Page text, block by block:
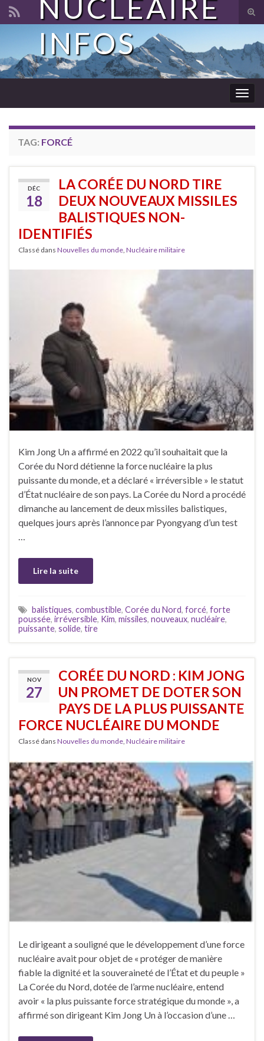
Search for:
NUCLÉAIRE
INFOS
TAG: FORCÉ
DÉC
18
LA CORÉE DU NORD TIRE
DEUX NOUVEAUX MISSILES
BALISTIQUES NON-
IDENTIFIÉS
Classé dans Nouvelles du monde, Nucléaire militaire
Kim Jong Un a affirmé en 2022 qu’il souhaitait que la
Corée du Nord détienne la force nucléaire la plus
puissante du monde, et a déclaré « irréversible » le statut
d’État nucléaire de son pays. La Corée du Nord a procédé
dimanche au lancement de deux missiles balistiques,
quelques jours après l’annonce par Pyongyang d’un test
…
Lire la suite
balistiques, combustible, Corée du Nord, forcé, forte
poussée, irréversible, Kim, missiles, nouveaux, nucléaire,
puissante, solide, tire
NOV
27
CORÉE DU NORD : KIM JONG
UN PROMET DE DOTER SON
PAYS DE LA PLUS PUISSANTE
FORCE NUCLÉAIRE DU MONDE
Classé dans Nouvelles du monde, Nucléaire militaire
Le dirigeant a souligné que le développement d’une force
nucléaire avait pour objet de « protéger de manière
fiable la dignité et la souveraineté de l’État et du peuple »
La Corée du Nord, dotée de l’arme nucléaire, entend
avoir « la plus puissante force stratégique du monde », a
affirmé son dirigeant Kim Jong Un à l’occasion d’une …